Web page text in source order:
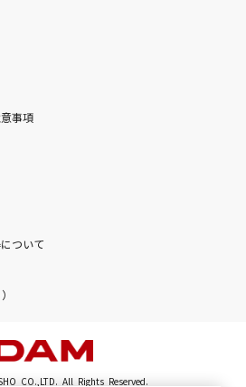
事項
ついて
CO.,LTD. All Rights Reserved.